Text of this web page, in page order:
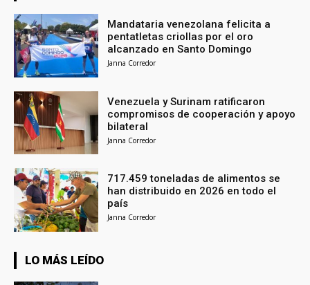
Mandataria venezolana felicita a
pentatletas criollas por el oro
alcanzado en Santo Domingo
Janna Corredor
Venezuela y Surinam ratificaron
compromisos de cooperación y apoyo
bilateral
Janna Corredor
717.459 toneladas de alimentos se
han distribuido en 2026 en todo el
país
Janna Corredor
LO MÁS LEÍDO